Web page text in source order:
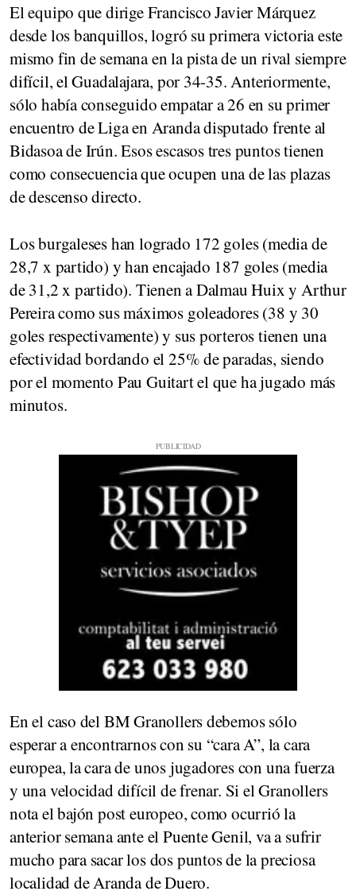
El equipo que dirige Francisco Javier Márquez
desde los banquillos, logró su primera victoria este
mismo fin de semana en la pista de un rival siempre
difícil, el Guadalajara, por 34-35. Anteriormente,
sólo había conseguido empatar a 26 en su primer
encuentro de Liga en Aranda disputado frente al
Bidasoa de Irún. Esos escasos tres puntos tienen
como consecuencia que ocupen una de las plazas
de descenso directo.
Los burgaleses han logrado 172 goles (media de
28,7 x partido) y han encajado 187 goles (media
de 31,2 x partido). Tienen a Dalmau Huix y Arthur
Pereira como sus máximos goleadores (38 y 30
goles respectivamente) y sus porteros tienen una
efectividad bordando el 25% de paradas, siendo
por el momento Pau Guitart el que ha jugado más
minutos.
En el caso del BM Granollers debemos sólo
esperar a encontrarnos con su “cara A”, la cara
europea, la cara de unos jugadores con una fuerza
y una velocidad difícil de frenar. Si el Granollers
nota el bajón post europeo, como ocurrió la
anterior semana ante el Puente Genil, va a sufrir
mucho para sacar los dos puntos de la preciosa
localidad de Aranda de Duero.